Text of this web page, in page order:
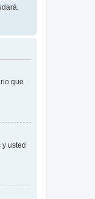
que
usted